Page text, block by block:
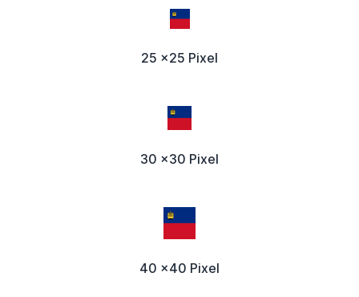
25 x25 Pixel
30 x30 Pixel
40 x40 Pixel